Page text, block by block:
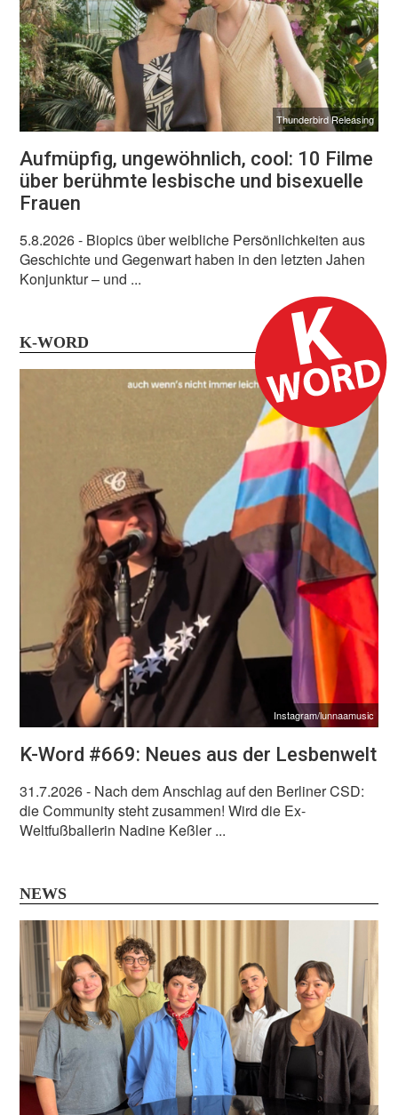
Thunderbird Releasing
Aufmüpfig, ungewöhnlich, cool: 10 Filme
über berühmte lesbische und bisexuelle
Frauen
5.8.2026- Biopics über weibliche Persönlichkeiten aus
Geschichte und Gegenwart haben in den letzten Jahen
Konjunktur – und ...
K-WORD
Instagram/lunnaamusic
K-Word #669: Neues aus der Lesbenwelt
31.7.2026- Nach dem Anschlag auf den Berliner CSD:
die Community steht zusammen! Wird die Ex-
Weltfußballerin Nadine Keßler ...
NEWS